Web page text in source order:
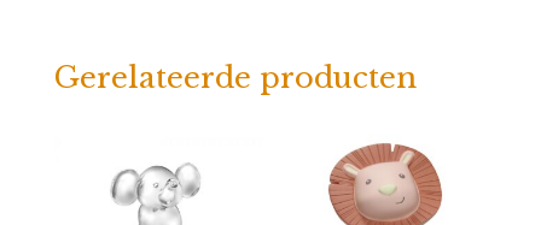
Gerelateerde producten